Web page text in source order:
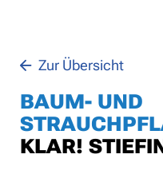
Zur Übersicht
BAUM- UND
KLAR!